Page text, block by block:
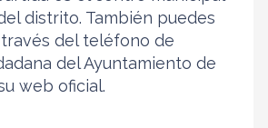
distrito. También puedes
del teléfono de
del Ayuntamiento de
web oficial.